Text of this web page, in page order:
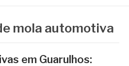
mola automotiva
em Guarulhos: